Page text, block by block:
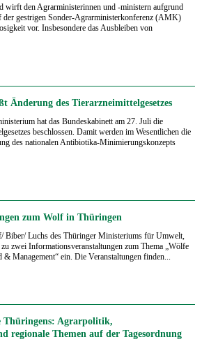
wirft den Agrarministerinnen und -ministern aufgrund
der gestrigen Sonder-Agrarministerkonferenz (AMK)
vor. Insbesondere das Ausbleiben von
Änderung des Tierarzneimittelgesetzes
hat das Bundeskabinett am 27. Juli die
beschlossen. Damit werden im Wesentlichen die
des nationalen Antibiotika-Minimierungskonzepts
zum Wolf in Thüringen
Biber/ Luchs des Thüringer Ministeriums für Umwelt,
zwei Informationsveranstaltungen zum Thema „Wölfe
Management“ ein. Die Veranstaltungen finden...
Agrarpolitik,
regionale Themen auf der Tagesordnung